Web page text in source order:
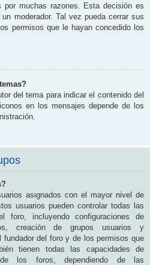
por muchas razones. Esta decisión es
moderador. Tal vez pueda cerrar sus
permisos que le hayan concedido los
del tema para indicar el contenido del
en los mensajes depende de los
asignados con el mayor nivel de
usuarios pueden controlar todas las
foro, incluyendo configuraciones de
creación de grupos usuarios y
fundador del foro y de los permisos que
tienen todas las capacidades de
los foros, dependiendo de las